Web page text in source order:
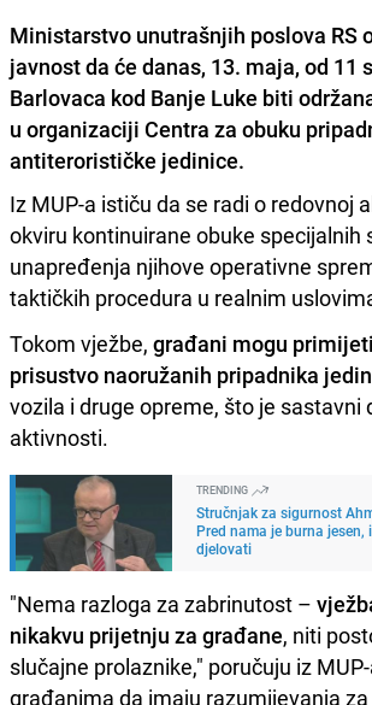
Ministarstvo unutrašnjih poslova RS
javnost da će danas, 13. maja, od 11
Barlovaca kod Banje Luke biti
u organizaciji Centra za obuku
antiterorističke jedinice.
Iz MUP-a ističu da se radi o redovnoj
okviru kontinuirane obuke specijalnih
unapređenja njihove operativne
taktičkih procedura u realnim
Tokom vježbe, građani mogu
prisustvo naoružanih pripadnika
vozila i druge opreme, što je sastavni
aktivnosti.
TRENDING
Stručnjak za sigurnost
Pred nama je burna
djelovati
"Nema razloga za zabrinutost –
nikakvu prijetnju za građane, niti
slučajne prolaznike," poručuju iz
građanima da imaju razumijevanja